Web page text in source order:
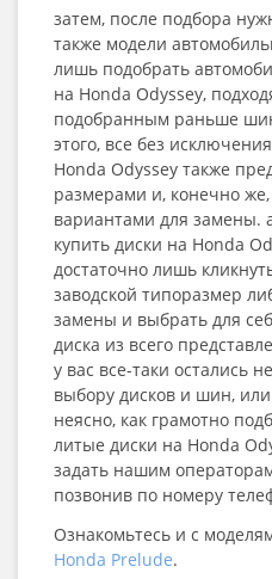
затем, после подбора
также модели
лишь подобрать
на Honda Odyssey,
подобранным раньше
этого, все без
Honda Odyssey также
размерами и, конечно
вариантами для замены.
купить диски на Honda
достаточно лишь
заводской типоразмер
замены и выбрать для
диска из всего
у вас все-таки остались
выбору дисков и шин,
неясно, как грамотно
литые диски на Honda
задать нашим
позвонив по номеру
Ознакомьтесь и с
Honda Prelude.